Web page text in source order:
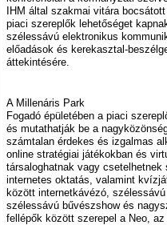
IHM által szakmai vitára
piaci szereplők lehetőséget
szélessávú elektronikus
előadások és kerekasztal-
áttekintésére.
A Millenáris Park
Fogadó épületében a piaci
és mutathatják be a
számtalan érdekes és izgalmas
online stratégiai játékokban és
társaloghatnak vagy
internetes oktatás, valamint
között internetkávézó,
szélessávú bűvészshow és
fellépők között szerepel a Neo,